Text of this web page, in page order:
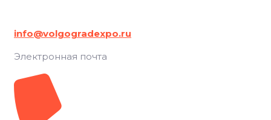
info@volgogradexpo.ru
Электронная почта